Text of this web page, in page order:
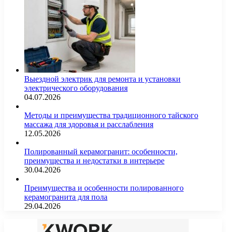
Выездной электрик для ремонта и установки
электрического оборудования
04.07.2026
Методы и преимущества традиционного тайского
массажа для здоровья и расслабления
12.05.2026
Полированный керамогранит: особенности,
преимущества и недостатки в интерьере
30.04.2026
Преимущества и особенности полированного
керамогранита для пола
29.04.2026